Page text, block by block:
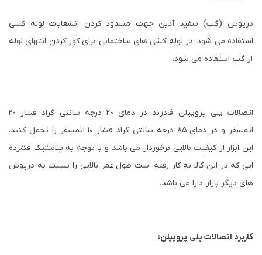
درپوش (گپ) سفید آذین جهت مسدود کردن انشعابات لوله کشی
استفاده می شود. در لوله کشی های ساختمانی برای کور کردن انتهای لوله
از گپ استفاده می شود.
اتصالات پلی پروپیلن قادرند در دمای ۲۰ درجه سانتی گراد فشار ۲۰
اتمسفر و در دمای ۸۵ درجه سانتی گراد فشار ۱۰ اتمسفر را تحمل کنند.
این ابزار از کیفیت بالایی برخوردار می باشد و با توجه به پلاستیک فشرده
ایی که در این کالا به کار رفته است طول عمر بالایی را نسبت به درپوش
های دیگر بازار دارا می باشد.
کاربرد اتصالات پلی پروپیلن: